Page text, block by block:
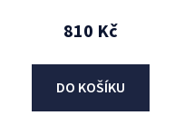
810 Kč
DO KOŠÍKU